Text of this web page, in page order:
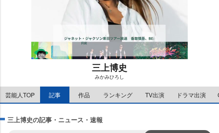
M
u
t
三上博史
みかみひろし
芸能人TOP 記事 作品 ランキング TV出演 ドラマ出演
三上博史の記事・ニュース・速報